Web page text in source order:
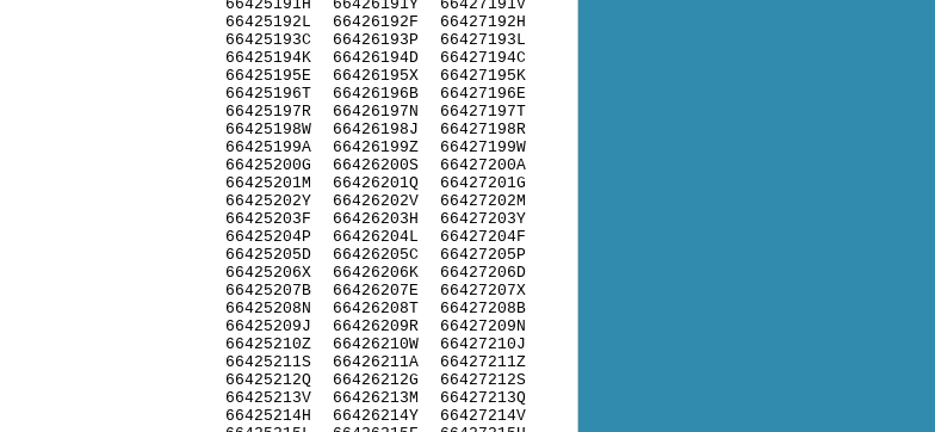
66425191H
66425192L
66425193C
66425194K
66425195E
66425196T
66425197R
66425198W
66425199A
66425200G
66425201M
66425202Y
66425203F
66425204P
66425205D
66425206X
66425207B
66425208N
66425209J
66425210Z
66425211S
66425212Q
66425213V
66425214H
66426191Y
66426192F
66426193P
66426194D
66426195X
66426196B
66426197N
66426198J
66426199Z
66426200S
66426201Q
66426202V
66426203H
66426204L
66426205C
66426206K
66426207E
66426208T
66426209R
66426210W
66426211A
66426212G
66426213M
66426214Y
66427191V
66427192H
66427193L
66427194C
66427195K
66427196E
66427197T
66427198R
66427199W
66427200A
66427201G
66427202M
66427203Y
66427204F
66427205P
66427206D
66427207X
66427208B
66427209N
66427210J
66427211Z
66427212S
66427213Q
66427214V